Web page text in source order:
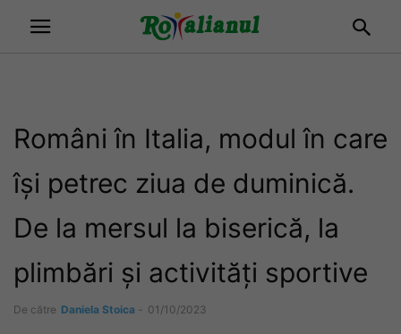
Români în Italia, modul în care
își petrec ziua de duminică.
De la mersul la biserică, la
plimbări și activități sportive
De către Daniela Stoica - 01/10/2023